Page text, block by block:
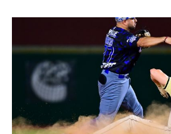
novena donde en una Acereros